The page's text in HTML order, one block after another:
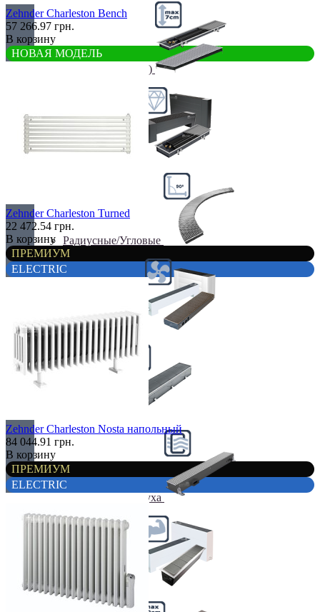
Низкие (до 70 мм)
Премиум класс
Радиусные/Угловые
С вентилятором
С притоком воздуха
Самые мощные
Zehnder Charleston Bench
57 266.97 грн.
В корзину
НОВАЯ МОДЕЛЬ
Zehnder Charleston Turned
22 472.54 грн.
В корзину
ПРЕМИУМ
ELECTRIC
Zehnder Charleston Nosta напольный
84 044.91 грн.
В корзину
ПРЕМИУМ
ELECTRIC